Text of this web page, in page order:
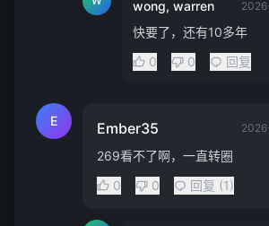
wong, warren
快要了，还有10多年
0
0 回复
E Ember35
269看不了啊，一直转圈
0
0 回复 (1)